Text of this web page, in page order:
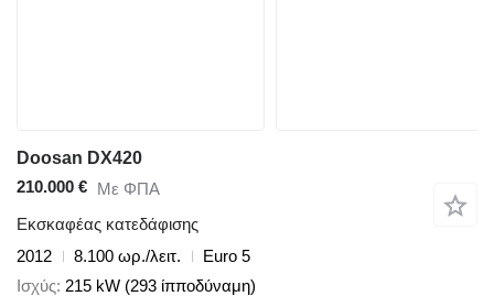
Doosan DX420
210.000 € Με ΦΠΑ
Εκσκαφέας κατεδάφισης
2012
8.100 ωρ./λειτ.
Euro 5
Ισχύς 215 kW (293 ίπποδύναμη)